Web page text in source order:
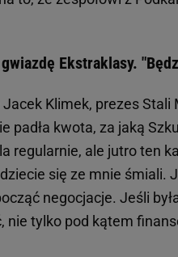
Ekstraklasy.
Klimek, prezes
padła kwota, za jaką
regularnie, ale jutro ten
się ze mnie śmiali.
negocjacje. Jeśli
nie tylko pod kątem